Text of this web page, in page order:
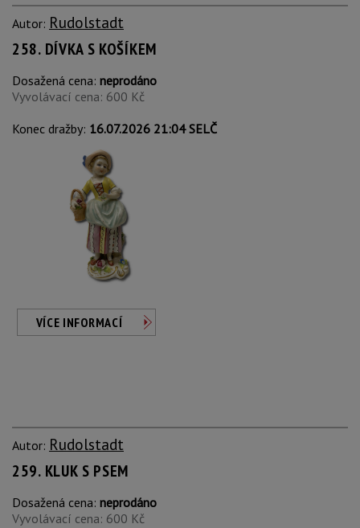
Autor: Rudolstadt
258. DÍVKA S KOŠÍKEM
Dosažená cena: neprodáno
Vyvolávací cena: 600 Kč
Konec dražby: 16.07.2026 21:04 SELČ
VÍCE INFORMACÍ
Autor: Rudolstadt
259. KLUK S PSEM
Dosažená cena: neprodáno
Vyvolávací cena: 600 Kč